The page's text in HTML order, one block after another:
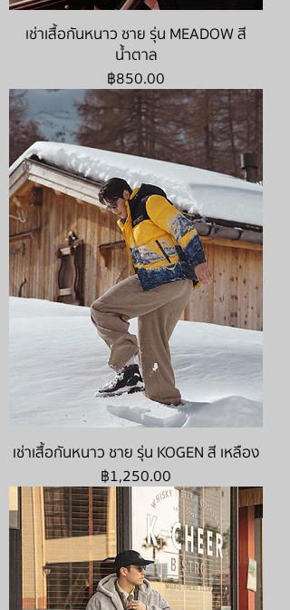
เช่าเสื้อกันหนาว ชาย รุ่น MEADOW สี
น้ำตาล
ราคา
฿850.00
เช่าเสื้อกันหนาว ชาย รุ่น KOGEN สี เหลือง
ราคา
฿1,250.00